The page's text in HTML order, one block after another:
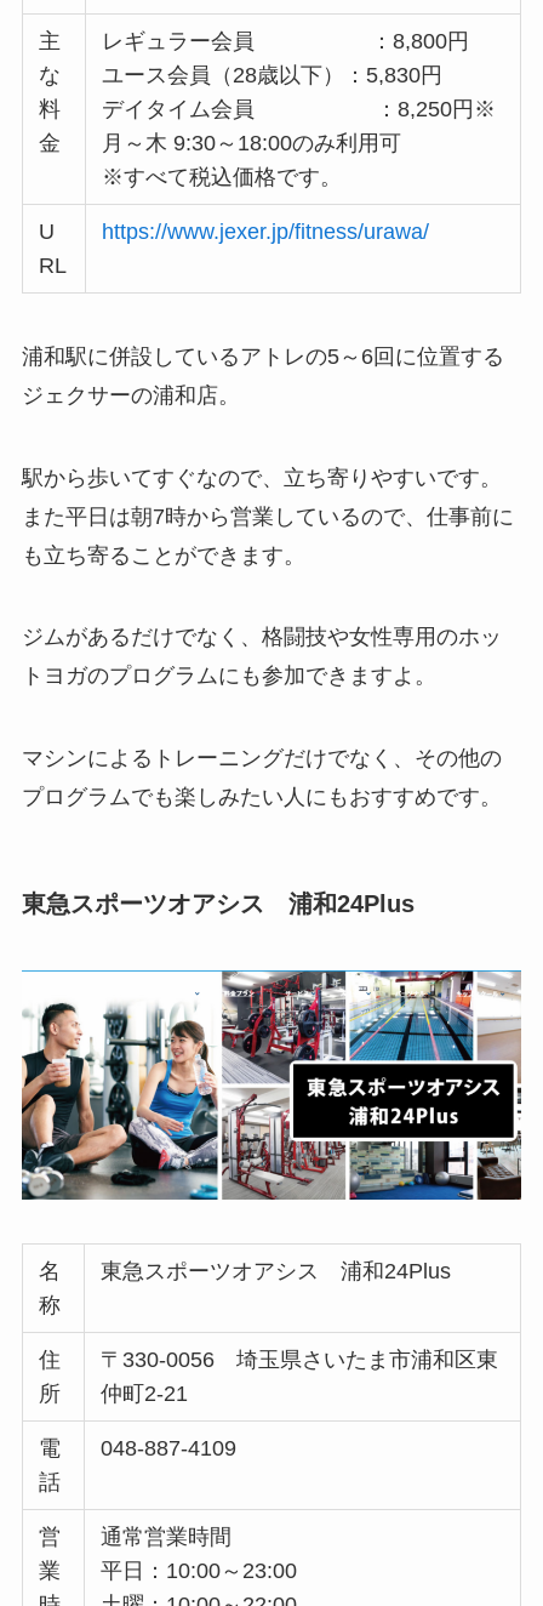
主
な
料
金
レギュラー会員 ：8,800円
ユース会員（28歳以下）：5,830円
デイタイム会員 ：8,250円※
月～木 9:30～18:00のみ利用可
※すべて税込価格です。
U
RL
https://www.jexer.jp/fitness/urawa/
浦和駅に併設しているアトレの5～6回に位置する
ジェクサーの浦和店。
駅から歩いてすぐなので、立ち寄りやすいです。
また平日は朝7時から営業しているので、仕事前に
も立ち寄ることができます。
ジムがあるだけでなく、格闘技や女性専用のホッ
トヨガのプログラムにも参加できますよ。
マシンによるトレーニングだけでなく、その他の
プログラムでも楽しみたい人にもおすすめです。
東急スポーツオアシス 浦和24Plus
名
称
東急スポーツオアシス 浦和24Plus
住
所
〒330-0056 埼玉県さいたま市浦和区東
仲町2-21
電
話
048-887-4109
営
業
通常営業時間
平日：10:00～23:00